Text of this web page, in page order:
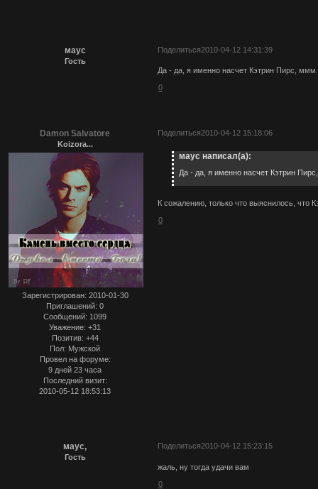
Поделиться2010-04-12 14:31:39
маус
Гость
Да - да, я именно насчет Кэтрин Пирс,
0
Поделиться2010-04-12 15:18:06
Damon Salvatore
Koizora...
Зарегистрирован: 2010-01-30
Приглашений: 0
Сообщений: 1099
Уважение: +31
Позитив: +44
Пол: Мужской
Провел на форуме:
9 дней 23 часа
Последний визит:
2010-05-12 18:53:13
маус написал(а):
Да - да, я именно насчет Кэтрин
К сожалению, только что выяснилось, что
0
Поделиться2010-04-12 15:23:15
маус,
Гость
жаль, ну тогда удачи вам
0